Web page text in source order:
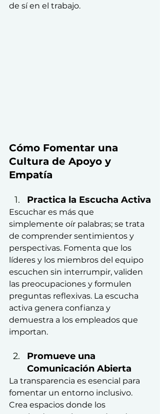
de sí en el trabajo.
Cómo Fomentar una
Cultura de Apoyo y
Empatía
Practica la Escucha Activa
Escuchar es más que
simplemente oír palabras; se trata
de comprender sentimientos y
perspectivas. Fomenta que los
líderes y los miembros del equipo
escuchen sin interrumpir, validen
las preocupaciones y formulen
preguntas reflexivas. La escucha
activa genera confianza y
demuestra a los empleados que
importan.
Promueve una
Comunicación Abierta
La transparencia es esencial para
fomentar un entorno inclusivo.
Crea espacios donde los